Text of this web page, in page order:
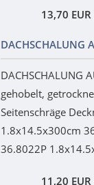
13,70 EUR
DACHSCHALUNG
DACHSCHALUNG
gehobelt,
Seitenschräge
1.8x14.5x300cm
36.8022P
11,20 EUR